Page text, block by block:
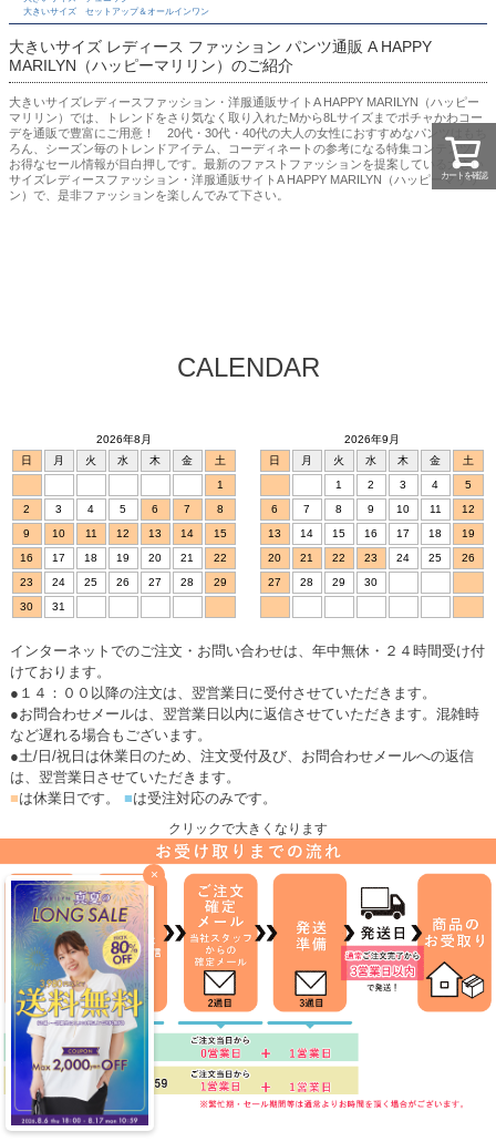
×
大きいサイズ セットアップ＆オールインワン
大きいサイズ レディース ファッション パンツ通販 A HAPPY
MARILYN（ハッピーマリリン）のご紹介
大きいサイズレディースファッション・洋服通販サイトA HAPPY MARILYN（ハッピー
マリリン）では、トレンドをさり気なく取り入れたMから8Lサイズまでポチャかわコー
デを通販で豊富にご用意！ 20代・30代・40代の大人の女性におすすめなパンツはもち
ろん、シーズン毎のトレンドアイテム、コーディネートの参考になる特集コンテンツ、
お得なセール情報が目白押しです。最新のファストファッションを提案している大きい
サイズレディースファッション・洋服通販サイトA HAPPY MARILYN（ハッピーマリリ
ン）で、是非ファッションを楽しんでみて下さい。
カートを確認
CALENDAR
2026年8月
日
月 火 水 木 金
土
1
2
3 4 5 6 7
8
9
10 11 12 13 14
15
16
17 18 19 20 21
22
23
24 25 26 27 28
29
30
31
2026年9月
日
月 火 水 木 金
土
1
2 3 4
5
6
7 8 9 10 11
12
13
14 15 16 17 18
19
20
21 22 23 24 25
26
27
28 29 30
インターネットでのご注文・お問い合わせは、年中無休・２４時間受け付
けております。
●１４：００以降の注文は、翌営業日に受付させていただきます。
●お問合わせメールは、翌営業日以内に返信させていただきます。混雑時
など遅れる場合もございます。
●土/日/祝日は休業日のため、注文受付及び、お問合わせメールへの返信
は、翌営業日させていただきます。
■は休業日です。 ■は受注対応のみです。
クリックで大きくなります